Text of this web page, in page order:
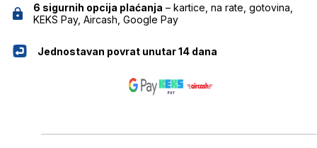
6 sigurnih opcija plaćanja – kartice, na rate, gotovina,
KEKS Pay, Aircash, Google Pay
Jednostavan povrat unutar 14 dana